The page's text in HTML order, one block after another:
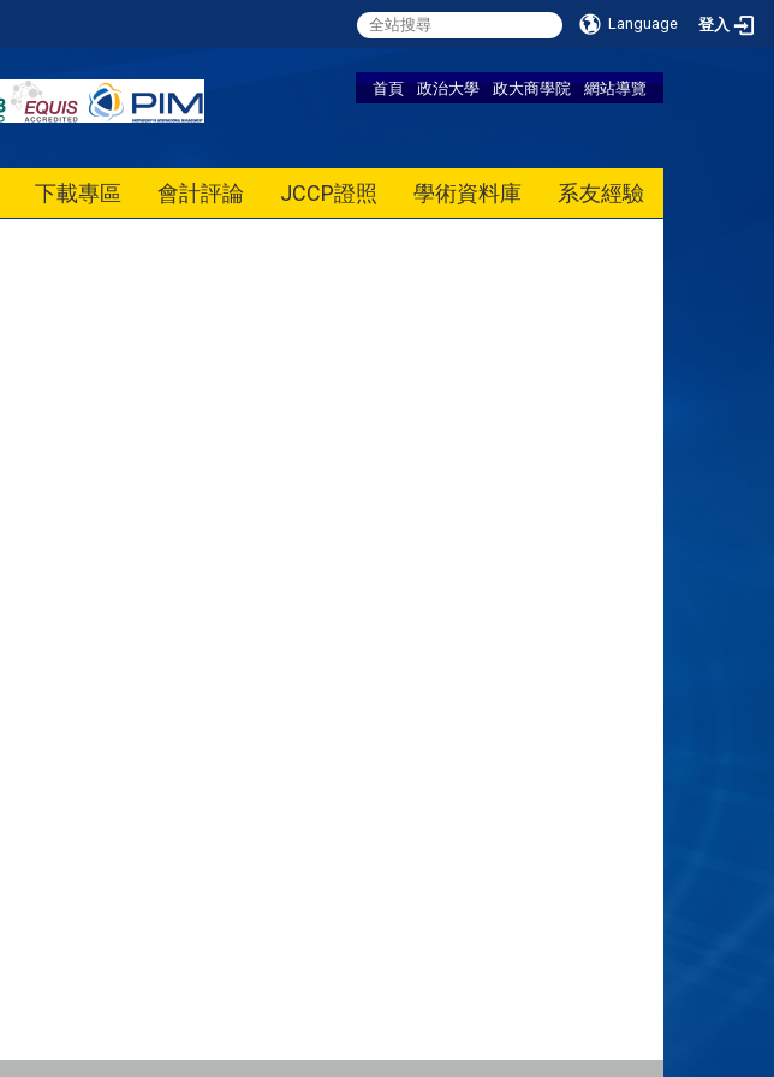
Language 登入
首頁 政治大學 政大商學院 網站導覽
下載專區 會計評論 JCCP證照 學術資料庫 系友經驗